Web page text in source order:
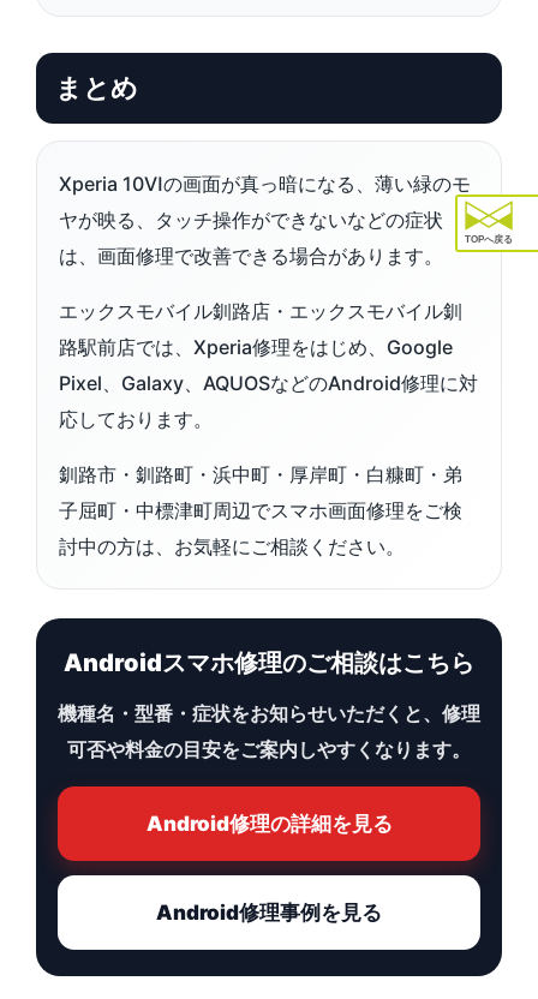
まとめ
Xperia 10Ⅵの画面が真っ暗になる、薄い緑のモ
ヤが映る、タッチ操作ができないなどの症状
は、画面修理で改善できる場合があります。
エックスモバイル釧路店・エックスモバイル釧
路駅前店では、Xperia修理をはじめ、Google
Pixel、Galaxy、AQUOSなどのAndroid修理に対
応しております。
釧路市・釧路町・浜中町・厚岸町・白糠町・弟
子屈町・中標津町周辺でスマホ画面修理をご検
討中の方は、お気軽にご相談ください。
Androidスマホ修理のご相談はこちら
機種名・型番・症状をお知らせいただくと、修理
可否や料金の目安をご案内しやすくなります。
Android修理の詳細を見る
Android修理事例を見る
TOPへ戻る